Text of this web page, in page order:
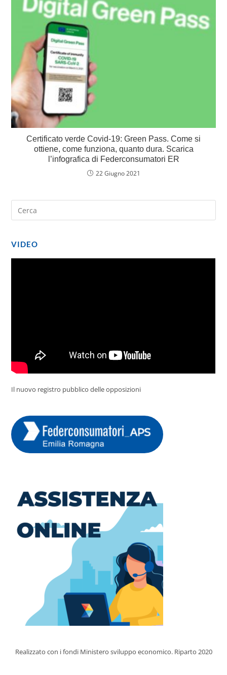
Certificato verde Covid-19: Green Pass. Come si
ottiene, come funziona, quanto dura. Scarica
l’infografica di Federconsumatori ER
22 Giugno 2021
VIDEO
Il nuovo registro pubblico delle opposizioni
Realizzato con i fondi Ministero sviluppo economico. Riparto 2020